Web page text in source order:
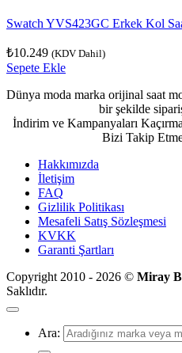
Swatch YVS423GC Erkek Kol
₺10.249 (KDV Dahil)
Sepete Ekle
Dünya moda marka orijinal saat
bir şekilde
İndirim ve Kampanyaları
Bizi Takip
Hakkımızda
İletişim
FAQ
Gizlilik Politikası
Mesafeli Satış Sözleşmesi
KVKK
Garanti Şartları
Copyright 2010 - 2026 © Miray
Saklıdır.
Ara: